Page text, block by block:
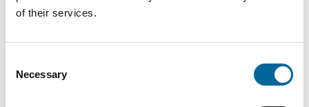
of their services.
Selection
NecessaryContacta con nuestros